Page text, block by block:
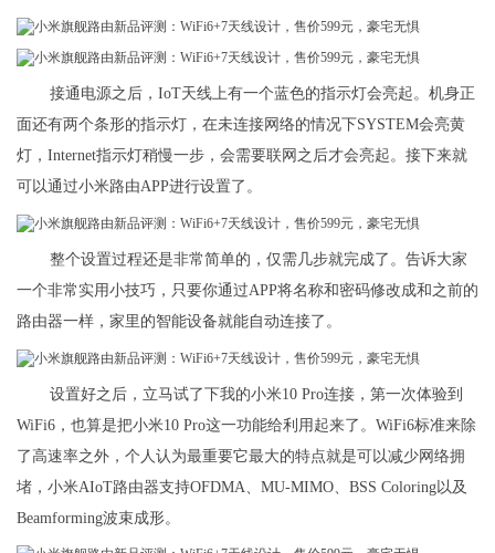
接通电源之后，IoT天线上有一个蓝色的指示灯会亮起。机身正
面还有两个条形的指示灯，在未连接网络的情况下SYSTEM会亮黄
灯，Internet指示灯稍慢一步，会需要联网之后才会亮起。接下来就
可以通过小米路由APP进行设置了。
整个设置过程还是非常简单的，仅需几步就完成了。告诉大家
一个非常实用小技巧，只要你通过APP将名称和密码修改成和之前的
路由器一样，家里的智能设备就能自动连接了。
设置好之后，立马试了下我的小米10 Pro连接，第一次体验到
WiFi6，也算是把小米10 Pro这一功能给利用起来了。WiFi6标准来除
了高速率之外，个人认为最重要它最大的特点就是可以减少网络拥
堵，小米AIoT路由器支持OFDMA、MU-MIMO、BSS Coloring以及
Beamforming波束成形。